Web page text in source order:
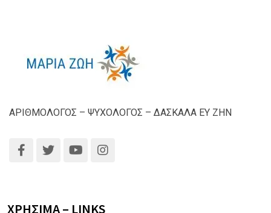
ΑΡΙΘΜΟΛΟΓΟΣ – ΨΥΧΟΛΟΓΟΣ – ΔΑΣΚΑΛΑ ΕΥ ΖΗΝ
ΧΡΗΣΙΜΑ – LINKS